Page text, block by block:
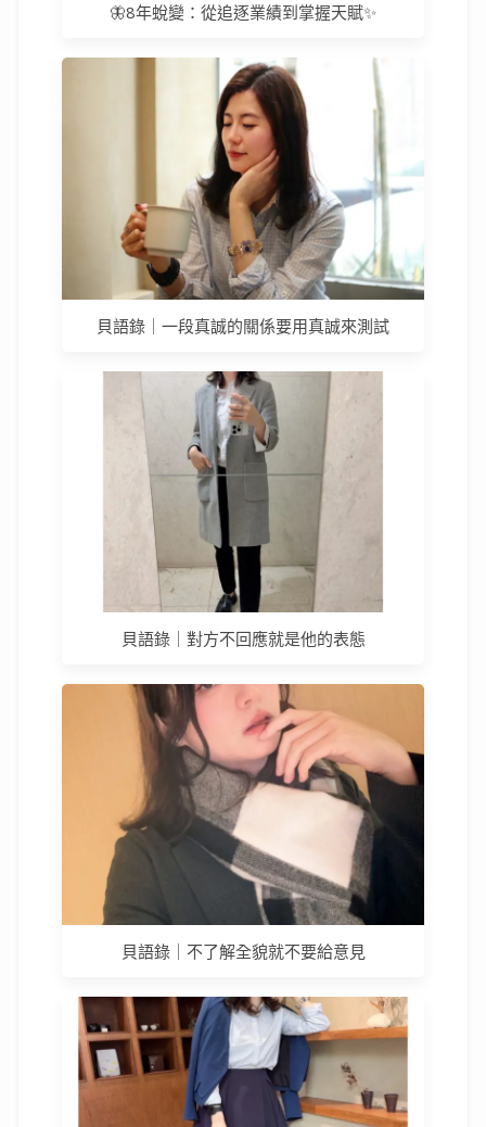
🦋8年蛻變：從追逐業績到掌握天賦✨
貝語錄｜一段真誠的關係要用真誠來測試
貝語錄｜對方不回應就是他的表態
貝語錄｜不了解全貌就不要給意見